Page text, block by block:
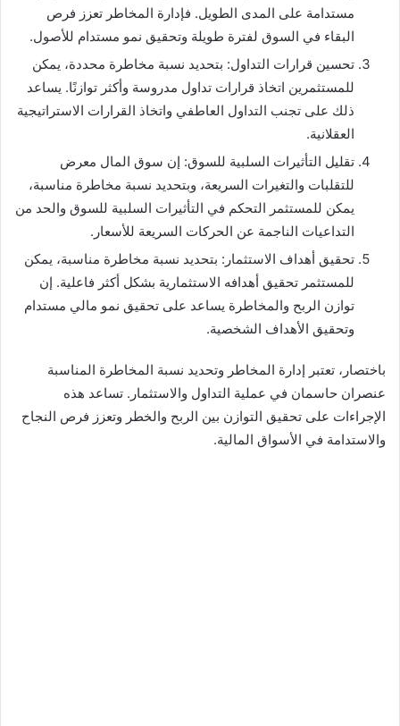
مستدامة على المدى الطويل. فإدارة المخاطر تعزز فرص
البقاء في السوق لفترة طويلة وتحقيق نمو مستدام للأصول.
تحسين قرارات التداول: بتحديد نسبة مخاطرة محددة، يمكن
للمستثمرين اتخاذ قرارات تداول مدروسة وأكثر توازنًا. يساعد
ذلك على تجنب التداول العاطفي واتخاذ القرارات الاستراتيجية
العقلانية.
تقليل التأثيرات السلبية للسوق: إن سوق المال معرض
للتقلبات والتغيرات السريعة، وبتحديد نسبة مخاطرة مناسبة،
يمكن للمستثمر التحكم في التأثيرات السلبية للسوق والحد من
التداعيات الناجمة عن الحركات السريعة للأسعار.
تحقيق أهداف الاستثمار: بتحديد نسبة مخاطرة مناسبة، يمكن
للمستثمر تحقيق أهدافه الاستثمارية بشكل أكثر فاعلية. إن
توازن الربح والمخاطرة يساعد على تحقيق نمو مالي مستدام
وتحقيق الأهداف الشخصية.
باختصار، تعتبر إدارة المخاطر وتحديد نسبة المخاطرة المناسبة
عنصران حاسمان في عملية التداول والاستثمار. تساعد هذه
الإجراءات على تحقيق التوازن بين الربح والخطر وتعزز فرص النجاح
والاستدامة في الأسواق المالية.